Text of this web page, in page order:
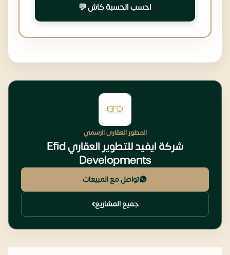
احسب الحسبة كاش 💬
المطور العقاري الرسمي
شركة ايفيد للتطوير العقاري Efid
Developments
تواصل مع المبيعات
جميع المشاريع